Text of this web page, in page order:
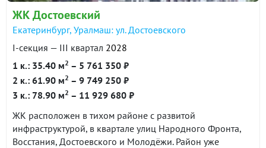
ЖК Достоевский
Екатеринбург, Уралмаш: ул. Достоевского
I-секция — III квартал 2028
1 к.: 35.40 м2 – 5 761 350 ₽
2 к.: 61.90 м2 – 9 749 250 ₽
3 к.: 78.90 м2 – 11 929 680 ₽
ЖК расположен в тихом районе с развитой
инфраструктурой, в квартале улиц Народного Фронта,
Восстания, Достоевского и Молодёжи. Район уже